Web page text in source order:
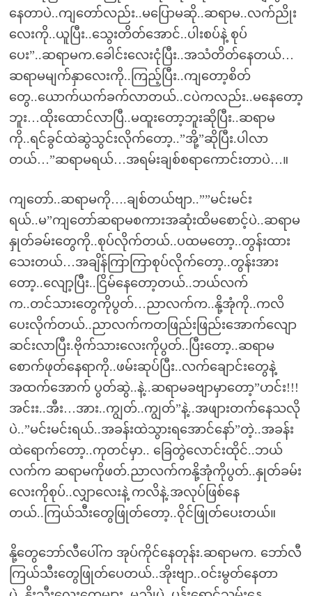
နေတာပဲ..ကျတော်လည်း..မပြောမဆို..ဆရာမ..လက်ညိုး
လေးကို..ယူပြီး..သွေးတိတ်အောင်..ပါးစပ်နဲ့ စုပ်
ပေး”..ဆရာမက.ခေါင်းလေးငုံပြီး..အသံတိတ်နေတယ်…
ဆရာမမျက်နှာလေးကို..ကြည့်ပြီး..ကျတော့စိတ်
တွေ..ယောက်ယက်ခက်လာတယ်..ငပဲကလည်း..မနေတော့
ဘူး…ထိုးထောင်လာပြီ..မထူးတော့ဘူးဆိုပြီး..ဆရာမ
ကို..ရင်ခွင်ထဲဆွဲသွင်းလိုက်တော့..”အို့”ဆိုပြီး.ပါလာ
တယ်…”ဆရာမရယ်…အရမ်းချစ်စရာကောင်းတာပဲ…။
ကျတော်..ဆရာမကို….ချစ်တယ်ဗျာ..””မင်းမင်း
ရယ်..မ”ကျတော်ဆရာမစကားအဆုံးထိမစောင့်ပဲ..ဆရာမ
နှုတ်ခမ်းတွေကို..စုပ်လိုက်တယ်..ပထမတော့..တွန်းထား
သေးတယ်…အချိန်ကြာကြာစုပ်လိုက်တော့..တွန်းအား
တော့..လျော့ပြီး..ငြိမ်နေတော့တယ်..ဘယ်လက်
က..တင်သားတွေကိုပွတ်…ညာလက်က..နို့အုံကို..ကလိ
ပေးလိုက်တယ်..ညာလက်ကတဖြည်းဖြည်းအောက်လျော
ဆင်းလာပြီး.ဗိုက်သားလေးကိုပွတ်..ပြီးတော့..ဆရာမ
စောက်ဖုတ်နေရာကို..ဖမ်းဆုပ်ပြီး..လက်ချောင်းတွေနဲ့
အထက်အောက် ပွတ်ဆွဲ..နဲ့..ဆရာမခဗျာမှာတော့”ဟင်း!!!
အင်းး..အီး…အား..ကျွတ်..ကျွတ်”နဲ့..အဖျားတက်နေသလို
ပဲ..”မင်းမင်းရယ်..အခန်းထဲသွားရအောင်နော်”တဲ့..အခန်း
ထဲရောက်တော့..ကုတင်မှာ.. ခြေတွဲလောင်းထိုင်..ဘယ်
လက်က ဆရာမကိုဖတ်.ညာလက်ကနို့အုံကိုပွတ်..နှုတ်ခမ်း
လေးကိုစုပ်..လျှာလေးနဲ့ ကလိနဲ့.အလုပ်ဖြစ်နေ
တယ်..ကြယ်သီးတွေဖြုတ်တော့..ဝိုင်ဖြုတ်ပေးတယ်။
နို့တွေဘော်လီပေါ်က အုပ်ကိုင်နေတုန်း.ဆရာမက. ဘော်လီ
ကြယ်သီးတွေဖြုတ်ပေတယ်..အိုးဗျာ..ဝင်းမွတ်နေတာ